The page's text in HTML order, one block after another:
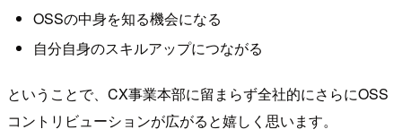
OSSの中身を知る機会になる
自分自身のスキルアップにつながる
ということで、CX事業本部に留まらず全社的にさらにOSS
コントリビューションが広がると嬉しく思います。